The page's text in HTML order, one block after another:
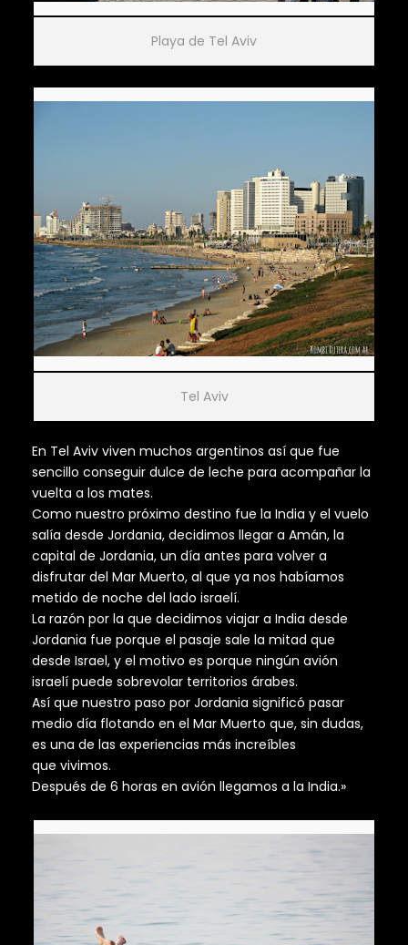
Playa de Tel Aviv
Tel Aviv
En Tel Aviv viven muchos argentinos así que fue
sencillo conseguir dulce de leche para acompañar la
vuelta a los mates.
Como nuestro próximo destino fue la India y el vuelo
salía desde Jordania, decidimos llegar a Amán, la
capital de Jordania, un día antes para volver a
disfrutar del Mar Muerto, al que ya nos habíamos
metido de noche del lado israelí.
La razón por la que decidimos viajar a India desde
Jordania fue porque el pasaje sale la mitad que
desde Israel, y el motivo es porque ningún avión
israelí puede sobrevolar territorios árabes.
Así que nuestro paso por Jordania significó pasar
medio día flotando en el Mar Muerto que, sin dudas,
es una de las experiencias más increíbles
que vivimos.
Después de 6 horas en avión llegamos a la India.»